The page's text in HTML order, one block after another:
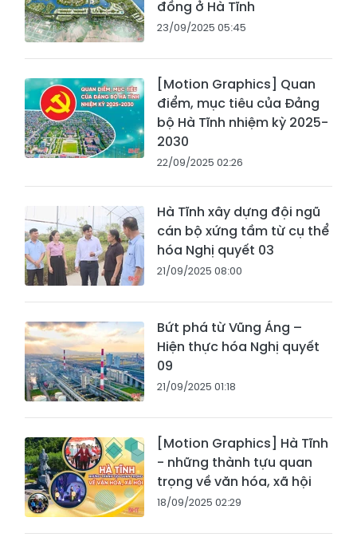
đồng ở Hà Tĩnh
23/09/2025 05:45
[Motion Graphics] Quan
điểm, mục tiêu của Đảng
bộ Hà Tĩnh nhiệm kỳ 2025-
2030
22/09/2025 02:26
Hà Tĩnh xây dựng đội ngũ
cán bộ xứng tầm từ cụ thể
hóa Nghị quyết 03
21/09/2025 08:00
Bứt phá từ Vũng Áng –
Hiện thực hóa Nghị quyết
09
21/09/2025 01:18
[Motion Graphics] Hà Tĩnh
- những thành tựu quan
trọng về văn hóa, xã hội
18/09/2025 02:29